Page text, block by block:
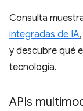
Consulta
integradas de IA
y descubre qué
tecnología.
APIs